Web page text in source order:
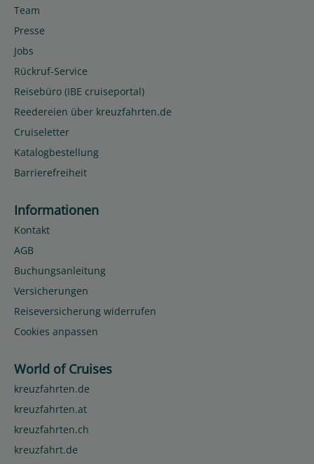
Team
Presse
Jobs
Rückruf-Service
Reisebüro (IBE cruiseportal)
Reedereien über kreuzfahrten.de
Cruiseletter
Katalogbestellung
Barrierefreiheit
Informationen
Kontakt
AGB
Buchungsanleitung
Versicherungen
Reiseversicherung widerrufen
Cookies anpassen
World of Cruises
kreuzfahrten.de
kreuzfahrten.at
kreuzfahrten.ch
kreuzfahrt.de